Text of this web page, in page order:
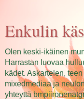
Enkulin
Olen keski-ikäinen
Harrastan luovaa
kädet. Askartelen,
mixedmediaa ja
yhteyttä